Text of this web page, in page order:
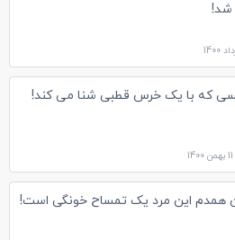
شد!
که با یک خرس قطبی شنا می کند!
همدم این مرد یک تمساح خونگی است!